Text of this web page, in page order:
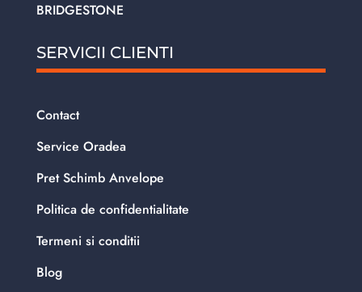
BRIDGESTONE
SERVICII CLIENTI
Contact
Service Oradea
Pret Schimb Anvelope
Politica de confidentialitate
Termeni si conditii
Blog